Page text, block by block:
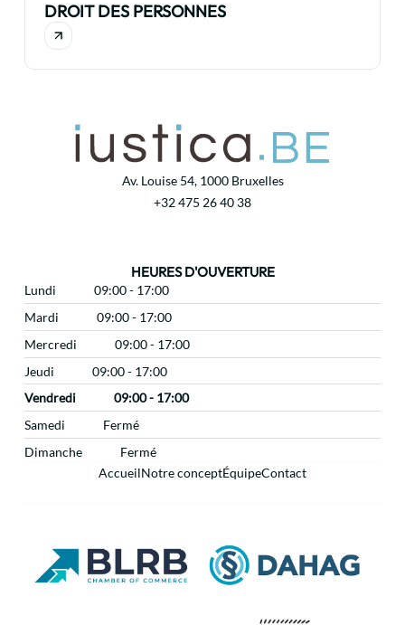
DROIT DES PERSONNES
Av. Louise 54, 1000 Bruxelles
+32 475 26 40 38
HEURES D'OUVERTURE
Lundi
09:00 - 17:00
Mardi
09:00 - 17:00
Mercredi
09:00 - 17:00
Jeudi
09:00 - 17:00
Vendredi
09:00 - 17:00
Samedi
Fermé
Dimanche
Fermé
AccueilNotre conceptÉquipeContact